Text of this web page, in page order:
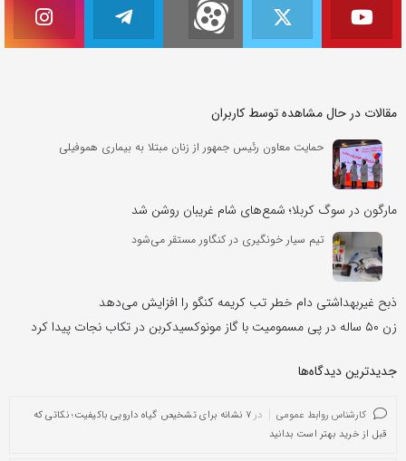
مقالات در حال مشاهده توسط کاربران
حمایت معاون رئیس جمهور از زنان مبتلا به بیماری هموفیلی
مارگون در سوگ کربلا؛ شمع‌های شام غریبان روشن شد
تیم سیار خونگیری در کنگاور مستقر می‌شود
ذبح غیربهداشتی دام خطر تب کریمه کنگو را افزایش می‌دهد
زن ۵۰ ساله در پی مسمومیت با گاز مونوکسیدکربن در تکاب نجات پیدا کرد
جدیدترین دیدگاه‌‌ها
کارشناس روابط عمومی در
۷ نشانه برای تشخیص گیاه دارویی باکیفیت؛ نکاتی که
قبل از خرید بهتر است بدانید